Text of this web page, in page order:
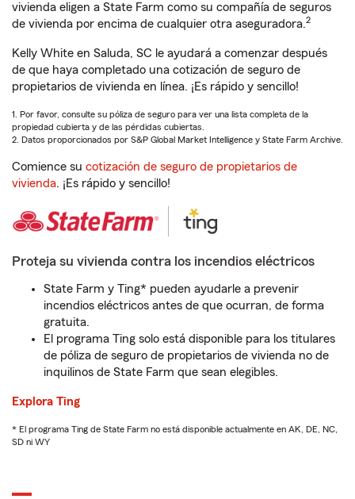
vivienda eligen a State Farm como su compañía de seguros
de vivienda por encima de cualquier otra aseguradora.2
Kelly White en Saluda, SC le ayudará a comenzar después
de que haya completado una cotización de seguro de
propietarios de vivienda en línea. ¡Es rápido y sencillo!
1. Por favor, consulte su póliza de seguro para ver una lista completa de la
propiedad cubierta y de las pérdidas cubiertas.
2. Datos proporcionados por S&P Global Market Intelligence y State Farm Archive.
Comience su cotización de seguro de propietarios de
vivienda. ¡Es rápido y sencillo!
Proteja su vivienda contra los incendios eléctricos
State Farm y Ting* pueden ayudarle a prevenir
incendios eléctricos antes de que ocurran, de forma
gratuita.
El programa Ting solo está disponible para los titulares
de póliza de seguro de propietarios de vivienda no de
inquilinos de State Farm que sean elegibles.
Explora Ting
* El programa Ting de State Farm no está disponible actualmente en AK, DE, NC,
SD ni WY